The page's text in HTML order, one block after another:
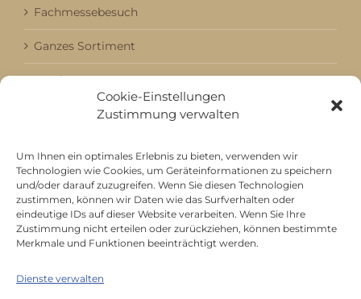
Cookie-Einstellungen
Zustimmung verwalten
Um Ihnen ein optimales Erlebnis zu bieten, verwenden wir
Technologien wie Cookies, um Geräteinformationen zu speichern
und/oder darauf zuzugreifen. Wenn Sie diesen Technologien
zustimmen, können wir Daten wie das Surfverhalten oder
eindeutige IDs auf dieser Website verarbeiten. Wenn Sie Ihre
Zustimmung nicht erteilen oder zurückziehen, können bestimmte
Merkmale und Funktionen beeinträchtigt werden.
Dienste verwalten
Fachmessebesuch
Ganzes Sortiment
Kataloge
Aktuell / Saison
Mitgliedschaft bei